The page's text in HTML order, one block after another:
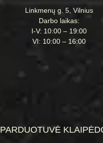
Linkmenų g. 5, Vilnius
Darbo laikas:
I-V: 10:00 – 19:00
VI: 10:00 – 16:00
PARDUOTUVĖ